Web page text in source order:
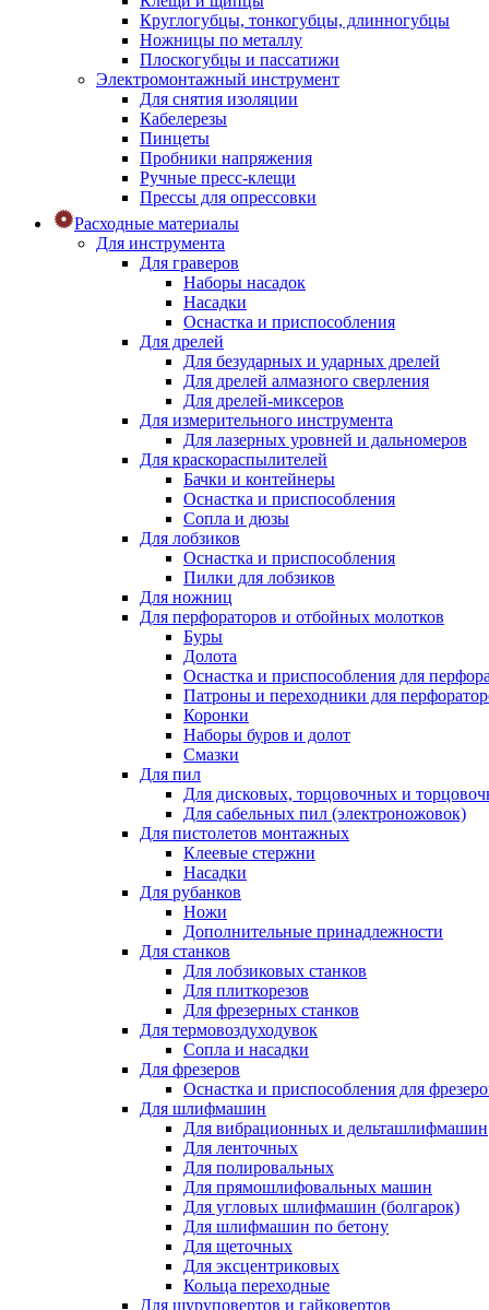
Круглогубцы, тонкогубцы, длинногубцы
Ножницы по металлу
Плоскогубцы и пассатижи
Электромонтажный инструмент
Для снятия изоляции
Кабелерезы
Пинцеты
Пробники напряжения
Ручные пресс-клещи
Прессы для опрессовки
Расходные материалы
Для инструмента
Для граверов
Наборы насадок
Насадки
Оснастка и приспособления
Для дрелей
Для безударных и ударных дрелей
Для дрелей алмазного сверления
Для дрелей-миксеров
Для измерительного инструмента
Для лазерных уровней и дальномеров
Для краскораспылителей
Бачки и контейнеры
Оснастка и приспособления
Сопла и дюзы
Для лобзиков
Оснастка и приспособления
Пилки для лобзиков
Для ножниц
Для перфораторов и отбойных молотков
Буры
Долота
Оснастка и приспособления для
Патроны и переходники для
Коронки
Наборы буров и долот
Смазки
Для пил
Для дисковых, торцовочных и
Для сабельных пил (электроножовок)
Для пистолетов монтажных
Клеевые стержни
Насадки
Для рубанков
Ножи
Дополнительные принадлежности
Для станков
Для лобзиковых станков
Для плиткорезов
Для фрезерных станков
Для термовоздуходувок
Сопла и насадки
Для фрезеров
Оснастка и приспособления для
Для шлифмашин
Для вибрационных и дельташлифмашин
Для ленточных
Для полировальных
Для прямошлифовальных машин
Для угловых шлифмашин (болгарок)
Для шлифмашин по бетону
Для щеточных
Для эксцентриковых
Кольца переходные
Для шуруповертов и гайковертов